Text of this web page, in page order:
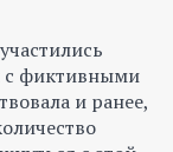
с фиктивными
и ранее,